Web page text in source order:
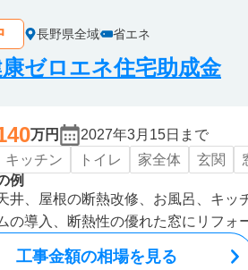
長野県全域 省エネ
ゼロエネ住宅助成金
万円
2027年3月15日まで
キッチン トイレ 家全体 玄関
例
井、屋根の断熱改修、お風呂、キ
の導入、断熱性の優れた窓にリフォ
工事金額の相場を見る